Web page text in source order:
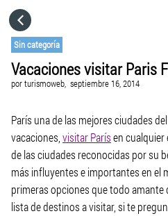
Sin categoría
Vacaciones visitar Paris
porturismoweb, septiembre 16, 2014
París una de las mejores ciudades
vacaciones, visitar Parísen cualquier
de las ciudades reconocidas por su
más influyentes e importantes en el
primeras opciones que todo
lista de destinos a visitar, si te
IR A
VISITA